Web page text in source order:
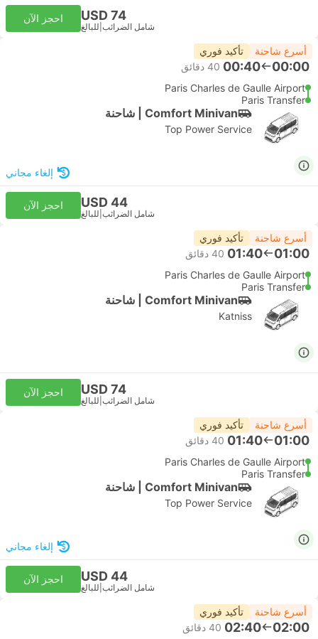
USD 74
شامل الضرائب للبالغ
احجز الآن
أسرع شاحنة تأكيد فوري
00:00
00:40 ‫40 دقائق
Paris Charles de Gaulle Airport
Paris Transfer
Comfort Minivan | شاحنة
Top Power Service
إلغاء مجاني
USD 44
شامل الضرائب للبالغ
احجز الآن
أسرع شاحنة تأكيد فوري
01:00
01:40 ‫40 دقائق
Paris Charles de Gaulle Airport
Paris Transfer
Comfort Minivan | شاحنة
Katniss
USD 74
شامل الضرائب للبالغ
احجز الآن
أسرع شاحنة تأكيد فوري
01:00
01:40 ‫40 دقائق
Paris Charles de Gaulle Airport
Paris Transfer
Comfort Minivan | شاحنة
Top Power Service
إلغاء مجاني
USD 44
شامل الضرائب للبالغ
احجز الآن
أسرع شاحنة تأكيد فوري
02:00
02:40 ‫40 دقائق